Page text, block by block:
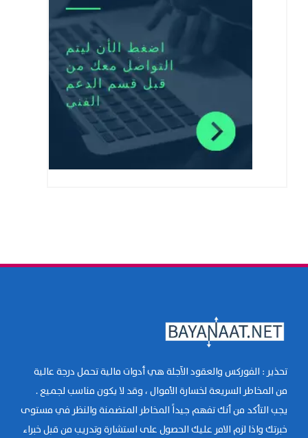
تحذير : الفوركس والعقود الآجلة هي أدوات مالية تحمل درجة عالية
من المخاطر السريعة لخسارة الأموال ، وقد لا يكون مناسب لجميع .
يجب التأكد من أنك تفهم جيداً المخاطر المتضمنة والنظر في مستوى
خبرتك واذا لزم الامر عليك الحصول على استشارة وتدريب من قبل خبراء